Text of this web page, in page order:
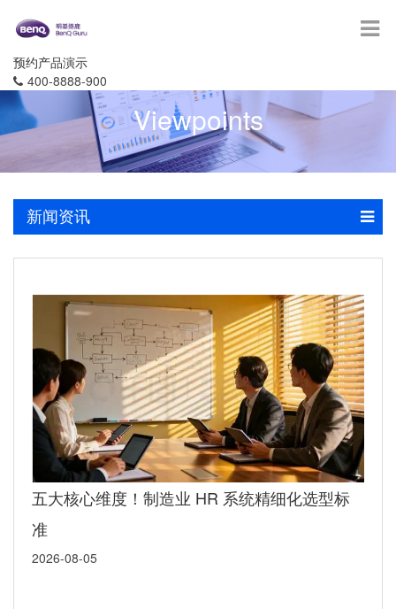
预约产品演示
400-8888-900
Viewpoints
新闻资讯
五大核心维度！制造业 HR 系统精细化选型标
准
2026-08-05